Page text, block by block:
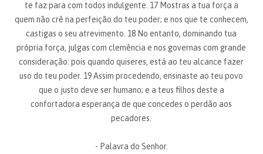
te faz para com todos indulgente. 17 Mostras a tua força a
quem não crê na perfeição do teu poder; e nos que te conhecem,
castigas o seu atrevimento. 18 No entanto, dominando tua
própria força, julgas com clemência e nos governas com grande
consideração: pois quando quiseres, está ao teu alcance fazer
uso do teu poder. 19 Assim procedendo, ensinaste ao teu povo
que o justo deve ser humano; e a teus filhos deste a
confortadora esperança de que concedes o perdão aos
pecadores.
- Palavra do Senhor.